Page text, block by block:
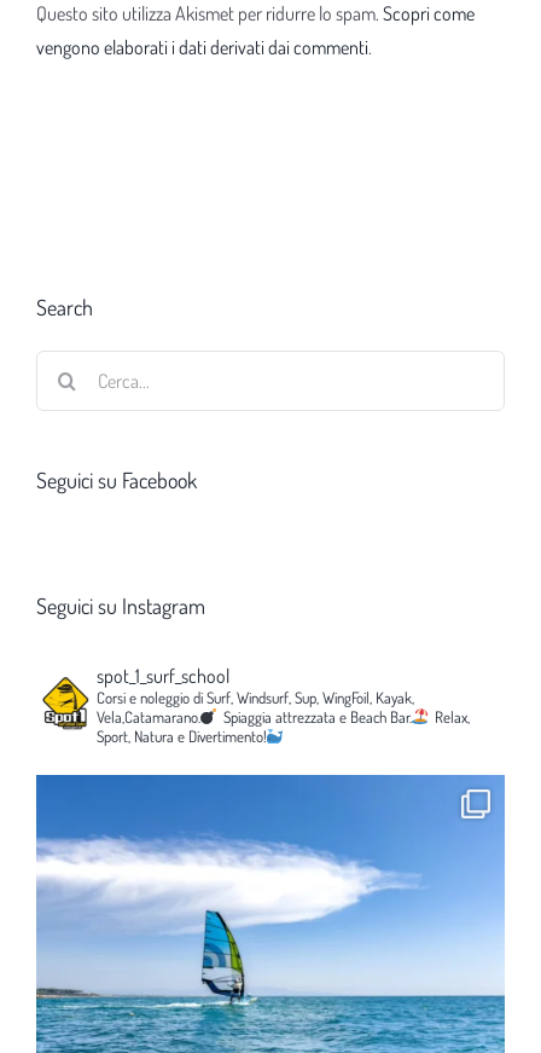
Questo sito utilizza Akismet per ridurre lo spam. Scopri come
vengono elaborati i dati derivati dai commenti.
Search
Seguici su Facebook
Seguici su Instagram
spot_1_surf_school
Corsi e noleggio di Surf, Windsurf, Sup, WingFoil, Kayak,
Vela,Catamarano.
Spiaggia attrezzata e Beach Bar.
Relax,
Sport, Natura e Divertimento!